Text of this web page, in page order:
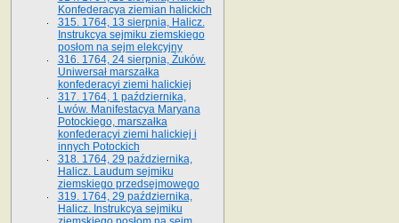
Konfederacya ziemian halickich
315. 1764, 13 sierpnia, Halicz.
Instrukcya sejmiku ziemskiego
posłom na sejm elekcyjny
316. 1764, 24 sierpnia, Żuków.
Uniwersał marszałka
konfederacyi ziemi halickiej
317. 1764, 1 października,
Lwów. Manifestacya Maryana
Potockiego, marszałka
konfederacyi ziemi halickiej i
innych Potockich
318. 1764, 29 października,
Halicz. Laudum sejmiku
ziemskiego przedsejmowego
319. 1764, 29 października,
Halicz. Instrukcya sejmiku